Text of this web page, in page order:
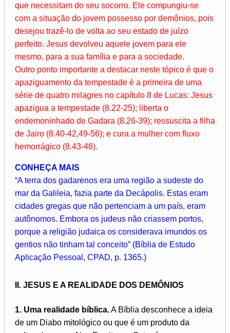
que necessitam do seu socorro. Ele compungiu-se
com a situação do jovem possesso por demônios, pois
desejou trazê-lo de volta ao seu estado de juízo
perfeito. Jesus devolveu aquele jovem para ele
mesmo, para a sua família e para a sociedade.
Outro ponto importante a destacar neste tópico é que o
apaziguamento da tempestade é a primeira de uma
série de quatro milagres no capítulo 8 de Lucas: Jesus
apazigua a tempestade (8.22-25); liberta o
endemoninhado de Gadara (8.26-39); ressuscita a filha
de Jairo (8.40-42,49-56); e cura a mulher com fluxo
hemorrágico (8.43-48).
CONHEÇA MAIS
“A terra dos gadarenos era uma região a sudeste do
mar da Galileia, fazia parte da Decápolis. Estas eram
cidades gregas que não pertenciam a um país, eram
autônomos. Embora os judeus não criassem por­tos,
porque a religião judaica os considerava imundos os
gentios não tinham tal conceito” (Bíblia de Estudo
Aplicação Pessoal, CPAD, p. 1365.)
II. JESUS E A REALIDADE DOS DEMÔNIOS
1. Uma realidade bíblica.A Bíblia desconhece a ideia
de um Diabo mitológico ou que é um produto da